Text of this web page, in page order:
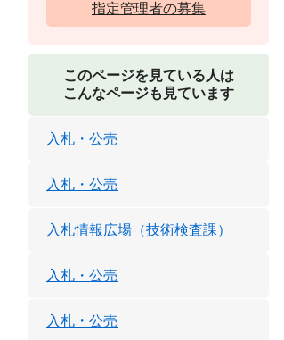
指定管理者の募集
このページを見ている人は
こんなページも見ています
入札・公売
入札・公売
入札情報広場（技術検査課）
入札・公売
入札・公売